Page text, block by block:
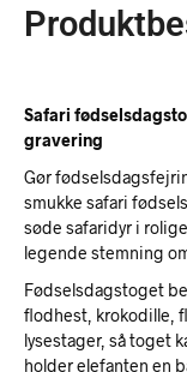
Safari
gravering
Gør
smukke safari
søde safaridyr i
legende stemning
Fødselsdagstoget
flodhest, krokodille,
lysestager, så toget
holder elefanten en